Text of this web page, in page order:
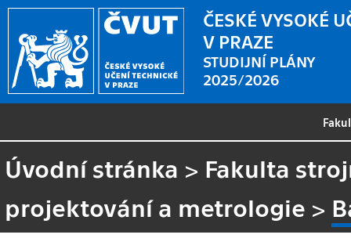
ČESKÉ VYSOKÉ
V PRAZE
STUDIJNÍ PLÁNY
2025/2026
Úvodní stránka > Fakulta
projektování a metrologie >